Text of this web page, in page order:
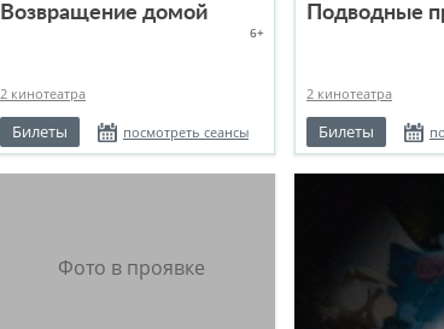
Возвращение домой
6+
2 кинотеатра
Билеты посмотреть сеансы
Подводные
2 кинотеатра
Билеты